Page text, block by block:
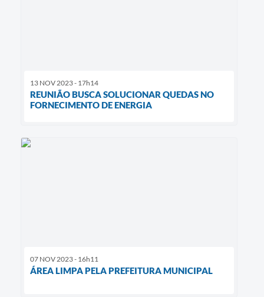
13 NOV 2023 - 17h14
REUNIÃO BUSCA SOLUCIONAR QUEDAS NO
FORNECIMENTO DE ENERGIA
07 NOV 2023 - 16h11
ÁREA LIMPA PELA PREFEITURA MUNICIPAL